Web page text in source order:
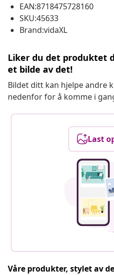
EAN:8718475728160
SKU:45633
Brand:vidaXL
Liker du det produktet
et bilde av det!
Bildet ditt kan hjelpe andre
nedenfor for å komme i
Last
Våre produkter, stylet av